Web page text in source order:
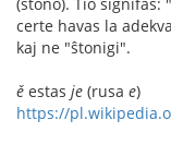
certe havas la
kaj ne "ŝtonigi".
ě estas je (rusa e)
https://